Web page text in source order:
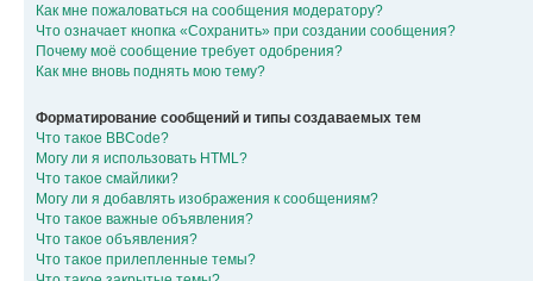
Как мне пожаловаться на сообщения модератору?
Что означает кнопка «Сохранить» при создании сообщения?
Почему моё сообщение требует одобрения?
Как мне вновь поднять мою тему?
Форматирование сообщений и типы создаваемых тем
Что такое BBCode?
Могу ли я использовать HTML?
Что такое смайлики?
Могу ли я добавлять изображения к сообщениям?
Что такое важные объявления?
Что такое объявления?
Что такое прилепленные темы?